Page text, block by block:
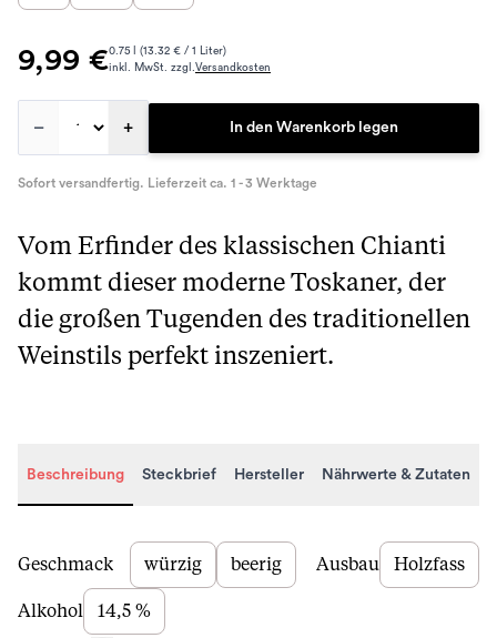
9,99 €0.75 l (13.32 € / 1 Liter)
inkl. MwSt. zzgl.Versandkosten
– + In den Warenkorb legen
Sofort versandfertig. Lieferzeit ca. 1 - 3 Werktage
Vom Erfinder des klassischen Chianti
kommt dieser moderne Toskaner, der
die großen Tugenden des traditionellen
Weinstils perfekt inszeniert.
Beschreibung Steckbrief Hersteller Nährwerte & Zutaten
Beschreibung
Geschmack würzig beerig Ausbau Holzfass
Alkohol 14,5 %